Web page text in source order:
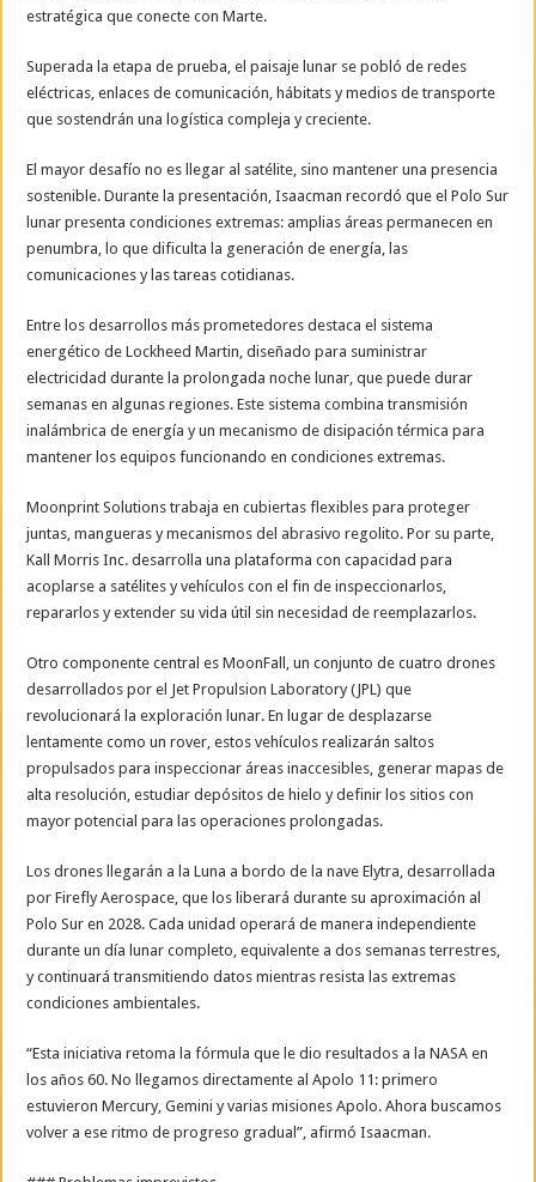
estratégica que conecte con Marte.
Superada la etapa de prueba, el paisaje lunar se pobló de redes
eléctricas, enlaces de comunicación, hábitats y medios de transporte
que sostendrán una logística compleja y creciente.
El mayor desafío no es llegar al satélite, sino mantener una presencia
sostenible. Durante la presentación, Isaacman recordó que el Polo Sur
lunar presenta condiciones extremas: amplias áreas permanecen en
penumbra, lo que dificulta la generación de energía, las
comunicaciones y las tareas cotidianas.
Entre los desarrollos más prometedores destaca el sistema
energético de Lockheed Martin, diseñado para suministrar
electricidad durante la prolongada noche lunar, que puede durar
semanas en algunas regiones. Este sistema combina transmisión
inalámbrica de energía y un mecanismo de disipación térmica para
mantener los equipos funcionando en condiciones extremas.
Moonprint Solutions trabaja en cubiertas flexibles para proteger
juntas, mangueras y mecanismos del abrasivo regolito. Por su parte,
Kall Morris Inc. desarrolla una plataforma con capacidad para
acoplarse a satélites y vehículos con el fin de inspeccionarlos,
repararlos y extender su vida útil sin necesidad de reemplazarlos.
Otro componente central es MoonFall, un conjunto de cuatro drones
desarrollados por el Jet Propulsion Laboratory (JPL) que
revolucionará la exploración lunar. En lugar de desplazarse
lentamente como un rover, estos vehículos realizarán saltos
propulsados para inspeccionar áreas inaccesibles, generar mapas de
alta resolución, estudiar depósitos de hielo y definir los sitios con
mayor potencial para las operaciones prolongadas.
Los drones llegarán a la Luna a bordo de la nave Elytra, desarrollada
por Firefly Aerospace, que los liberará durante su aproximación al
Polo Sur en 2028. Cada unidad operará de manera independiente
durante un día lunar completo, equivalente a dos semanas terrestres,
y continuará transmitiendo datos mientras resista las extremas
condiciones ambientales.
“Esta iniciativa retoma la fórmula que le dio resultados a la NASA en
los años 60. No llegamos directamente al Apolo 11: primero
estuvieron Mercury, Gemini y varias misiones Apolo. Ahora buscamos
volver a ese ritmo de progreso gradual”, afirmó Isaacman.